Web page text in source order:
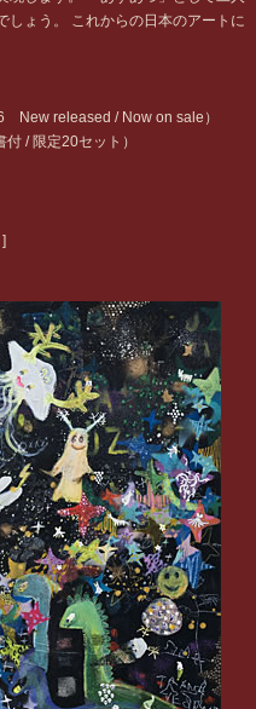
しょう。 これからの日本のアートに
New released / Now on sale）
/ 限定20セット）
]